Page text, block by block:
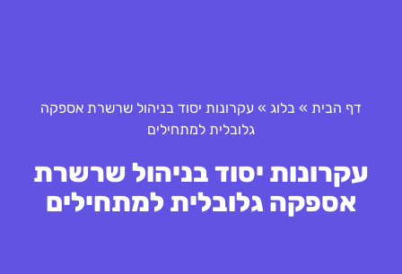
דף הבית » בלוג » עקרונות יסוד בניהול שרשרת אספקה
גלובלית למתחילים
עקרונות יסוד בניהול שרשרת
אספקה גלובלית למתחילים